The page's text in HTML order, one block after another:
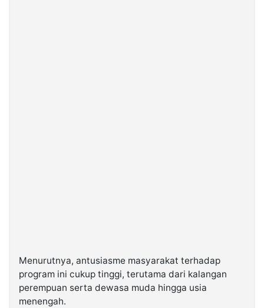
Menurutnya, antusiasme masyarakat terhadap
program ini cukup tinggi, terutama dari kalangan
perempuan serta dewasa muda hingga usia
menengah.